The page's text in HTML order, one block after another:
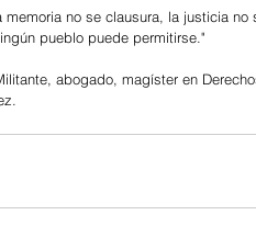
memoria no se clausura, la justicia
pueblo puede permitirse."
abogado, magíster en